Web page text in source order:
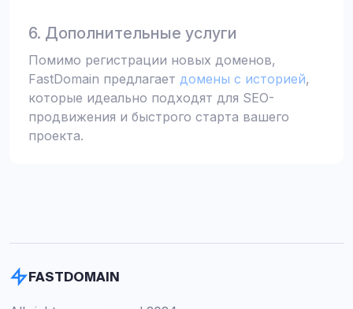
6. Дополнительные услуги
Помимо регистрации новых доменов,
FastDomain предлагает домены с историей,
которые идеально подходят для SEO-
продвижения и быстрого старта вашего
проекта.
FASTDOMAIN